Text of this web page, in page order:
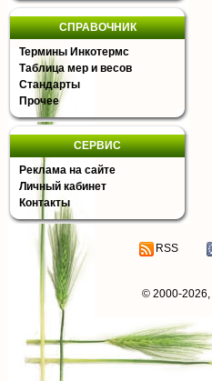
СПРАВОЧНИК
Термины Инкотермс
Таблица мер и весов
Стандарты
Прочее
СЕРВИС
Реклама на сайте
Личный кабинет
Контакты
RSS
© 2000-2026,